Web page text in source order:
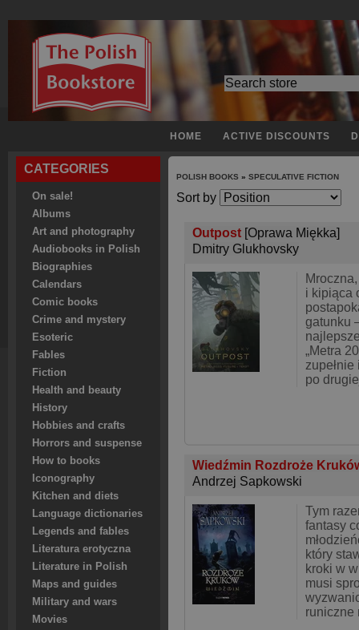
HOME ACTIVE DISCOUNTS
CATEGORIES
On sale!
Albums
Art and photography
Audiobooks in Polish
Biographies
Calendars
Comic books
Crime and mystery
Esoteric
Fables
Fiction
Health and beauty
History
Hobbies and crafts
Horrors and suspense
How to books
Iconography
Kitchen and diets
Language dictionaries
Legends and fables
Literatura erotyczna
Literature in Polish
Maps and guides
Military and wars
Movies
POLISH BOOKS » SPECULATIVE FICTION
Sort by
Outpost [Oprawa Miękka]
Dmitry Glukhovsky
i kipiąca
gatunku
„Metra
zupełnie
po
Wiedźmin Rozdroże
Andrzej Sapkowski
Tym
fantasy
który
kroki w
musi
runiczne